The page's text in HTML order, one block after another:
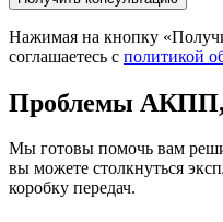
Нажимая на кнопку
соглашаетесь с политикой
Проблемы
Мы готовы помочь вам
вы можете столкнуться
коробку передач.